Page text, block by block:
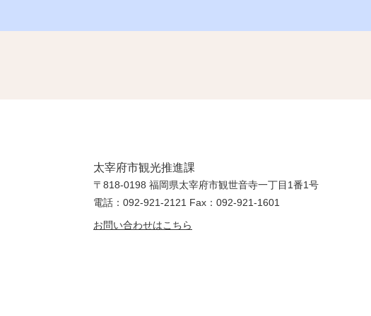
太宰府市観光推進課
〒818-0198 福岡県太宰府市観世音寺一丁目1番1号
電話：092-921-2121 Fax：092-921-1601
お問い合わせはこちら